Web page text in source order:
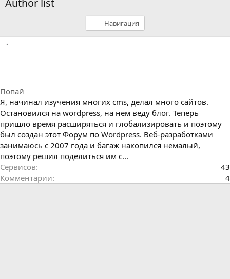
Author list
Навигация
Попай
Я, начинал изучения многих cms, делал много сайтов.
Остановился на wordpress, на нем веду блог. Теперь
пришло время расширяться и глобализировать и поэтому
был создан этот Форум по Wordpress. Веб-разработками
занимаюсь с 2007 года и багаж накопился немалый,
поэтому решил поделиться им с...
Сервисов
43
Комментарии
4